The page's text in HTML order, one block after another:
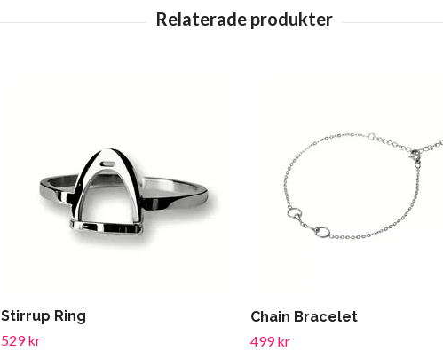
Stirrup Ring
529 kr
Chain Bracelet
499 kr